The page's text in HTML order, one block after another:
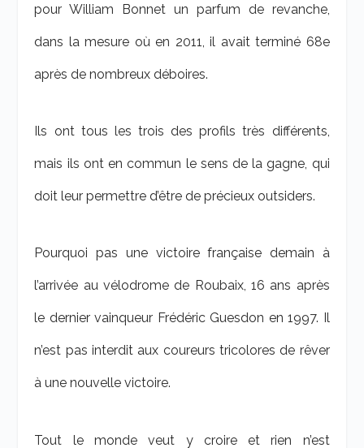
pour William Bonnet un parfum de revanche,
dans la mesure où en 2011, il avait terminé 68e
après de nombreux déboires.
Ils ont tous les trois des profils très différents,
mais ils ont en commun le sens de la gagne, qui
doit leur permettre d’être de précieux outsiders.
Pourquoi pas une victoire française demain à
l’arrivée au vélodrome de Roubaix, 16 ans après
le dernier vainqueur Frédéric Guesdon en 1997. Il
n’est pas interdit aux coureurs tricolores de rêver
à une nouvelle victoire.
Tout le monde veut y croire et rien n’est